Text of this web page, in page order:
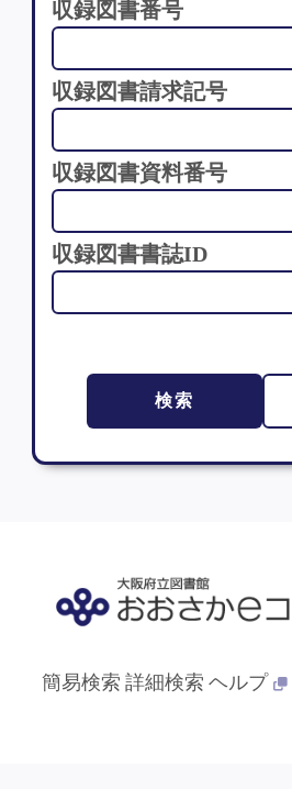
収録図書番号
収録図書請求記号
収録図書資料番号
収録図書書誌ID
検索
簡易検索 詳細検索 ヘルプ